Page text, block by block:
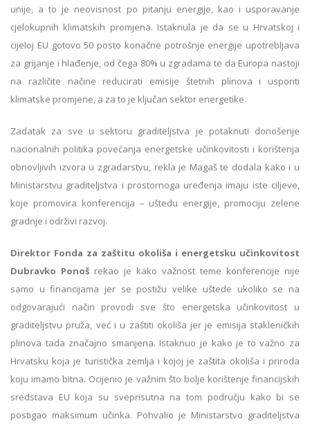
unije, a to je neovisnost po pitanju energije, kao i usporavanje
cjelokupnih klimatskih promjena. Istaknula je da se u Hrvatskoj i
cijeloj EU gotovo 50 posto konačne potrošnje energije upotrebljava
za grijanje i hlađenje, od čega 80% u zgradama te da Europa nastoji
na različite načine reducirati emisije štetnih plinova i usporiti
klimatske promjene, a za to je ključan sektor energetike.
Zadatak za sve u sektoru graditeljstva je potaknuti donošenje
nacionalnih politika povećanja energetske učinkovitosti i korištenja
obnovljivih izvora u zgradarstvu, rekla je Magaš te dodala kako i u
Ministarstvu graditeljstva i prostornoga uređenja imaju iste ciljeve,
koje promovira konferencija – uštedu energije, promociju zelene
gradnje i održivi razvoj.
Direktor Fonda za zaštitu okoliša i energetsku učinkovitost
Dubravko Ponoš rekao je kako važnost teme konferencije nije
samo u financijama jer se postižu velike uštede ukoliko se na
odgovarajući način provodi sve što energetska učinkovitost u
graditeljstvu pruža, već i u zaštiti okoliša jer je emisija stakleničkih
plinova tada značajno smanjena. Istaknuo je kako je to važno za
Hrvatsku koja je turistička zemlja i kojoj je zaštita okoliša i priroda
koju imamo bitna. Ocijenio je važnim što bolje korištenje financijskih
sredstava EU koja su sveprisutna na tom području kako bi se
postigao maksimum učinka. Pohvalio je Ministarstvo graditeljstva